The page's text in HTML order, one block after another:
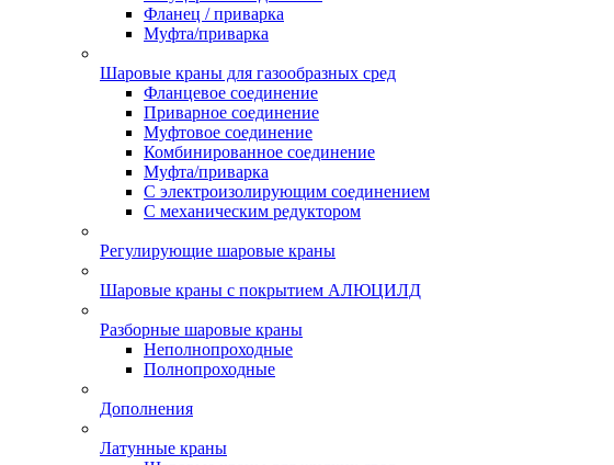
Фланец / приварка
Муфта/приварка
Шаровые краны для газообразных сред
Фланцевое соединение
Приварное соединение
Муфтовое соединение
Комбинированное соединение
Муфта/приварка
С электроизолирующим соединением
С механическим редуктором
Регулирующие шаровые краны
Шаровые краны с покрытием АЛЮЦИЛД
Разборные шаровые краны
Неполнопроходные
Полнопроходные
Дополнения
Латунные краны